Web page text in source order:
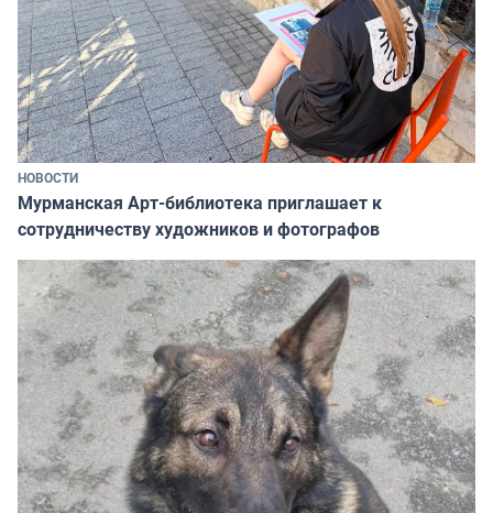
НОВОСТИ
Мурманская Арт-библиотека приглашает к
сотрудничеству художников и фотографов